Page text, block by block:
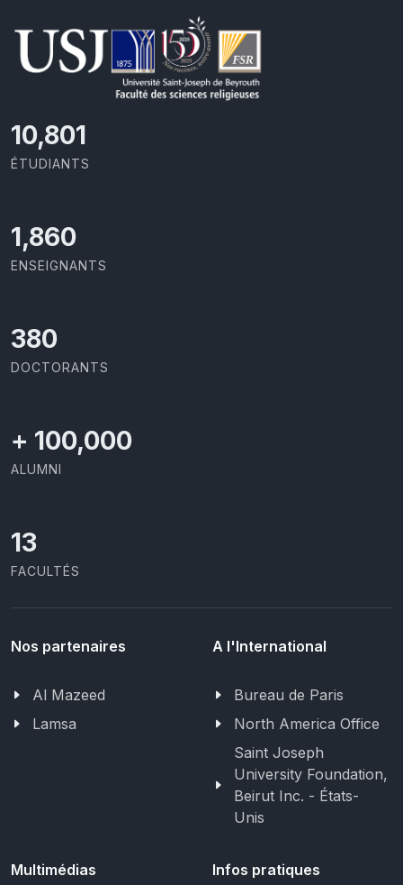
11,418
ÉTUDIANTS
1,973
ENSEIGNANTS
403
DOCTORANTS
+ 100,000
ALUMNI
13
FACULTÉS
Nos partenaires
Al Mazeed
Lamsa
A l'International
Bureau de Paris
North America Office
Saint Joseph
University Foundation,
Beirut Inc. - États-
Unis
Multimédias Infos pratiques